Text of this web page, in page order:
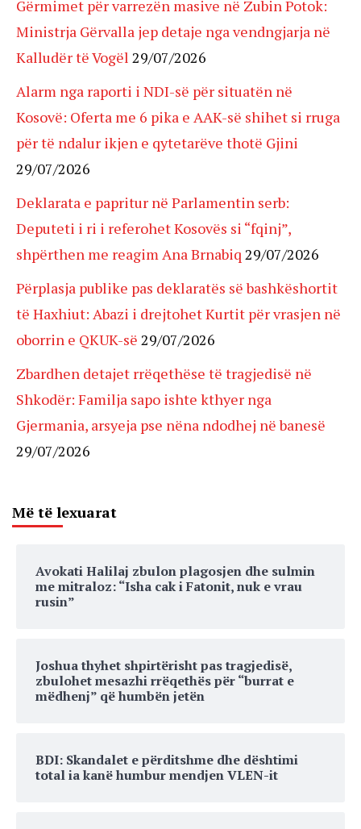
Gërmimet për varrezën masive në Zubin Potok:
Ministrja Gërvalla jep detaje nga vendngjarja në
Kalludër të Vogël 29/07/2026
Alarm nga raporti i NDI-së për situatën në
Kosovë: Oferta me 6 pika e AAK-së shihet si rruga
për të ndalur ikjen e qytetarëve thotë Gjini
29/07/2026
Deklarata e papritur në Parlamentin serb:
Deputeti i ri i referohet Kosovës si “fqinj”,
shpërthen me reagim Ana Brnabiq 29/07/2026
Përplasja publike pas deklaratës së bashkëshortit
të Haxhiut: Abazi i drejtohet Kurtit për vrasjen në
oborrin e QKUK-së 29/07/2026
Zbardhen detajet rrëqethëse të tragjedisë në
Shkodër: Familja sapo ishte kthyer nga
Gjermania, arsyeja pse nëna ndodhej në banesë
29/07/2026
Më të lexuarat
Avokati Halilaj zbulon plagosjen dhe sulmin
me mitraloz: “Isha cak i Fatonit, nuk e vrau
rusin”
Joshua thyhet shpirtërisht pas tragjedisë,
zbulohet mesazhi rrëqethës për “burrat e
mëdhenj” që humbën jetën
BDI: Skandalet e përditshme dhe dështimi
total ia kanë humbur mendjen VLEN-it